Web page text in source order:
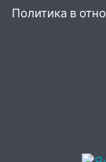
10:00
В
В
избившим
Политика в